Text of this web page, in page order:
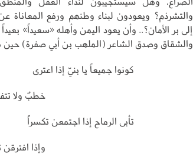
والتشرذم؟ ويعودون لبناء وطنهم ورفع المعاناة
إلى بر الأمان؟.. وأن يعود اليمن وأهله «سعيداً» بعيداً
والشقاق وصدق الشاعر (الملهب بن أبي صفرة) حين
كونوا جميعاً يا بنيّ إذا اعترى
خطبٌ ولا
تأبى الرماح إذا اجتمعن تكسراً
وإذا